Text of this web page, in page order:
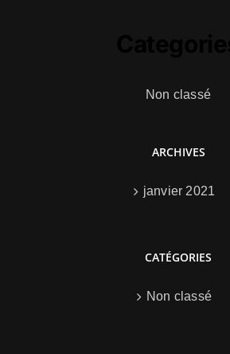
Non classé
ARCHIVES
janvier 2021
CATÉGORIES
Non classé